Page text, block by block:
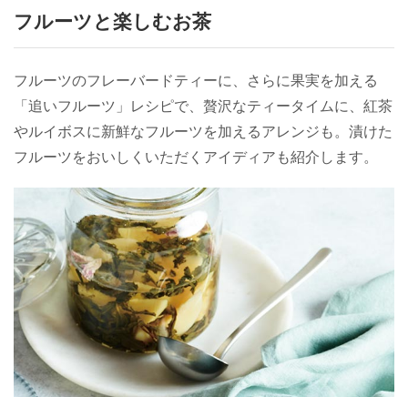
フルーツと楽しむお茶
フルーツのフレーバードティーに、さらに果実を加える
「追いフルーツ」レシピで、贅沢なティータイムに、紅茶
やルイボスに新鮮なフルーツを加えるアレンジも。漬けた
フルーツをおいしくいただくアイディアも紹介します。